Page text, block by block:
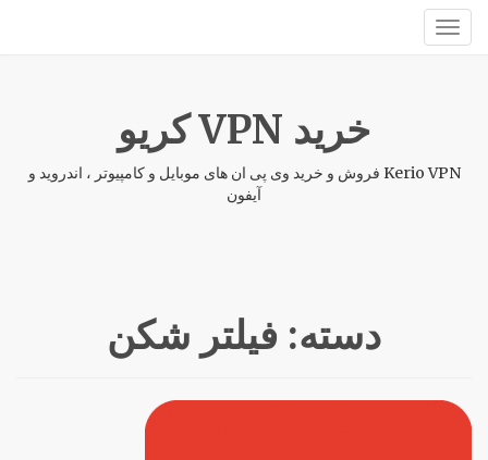
خرید VPN کریو
Kerio VPN فروش و خرید وی پی ان های موبایل و کامپیوتر ، اندروید و
آیفون
دسته: فیلتر شکن